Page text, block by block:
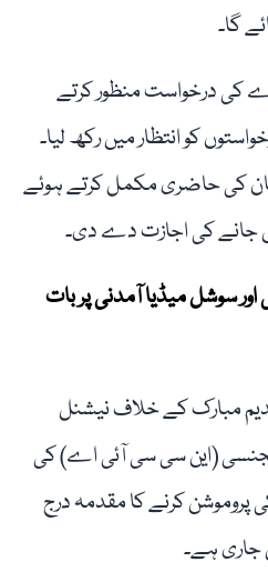
گا۔
کی درخواست منظور کرتے
کو انتظار میں رکھ لیا۔
کی حاضری مکمل کرتے ہوئے
جانے کی اجازت دے دی۔
سوشل میڈیا آمدنی پر بات
مبارک کے خلاف نیشنل
(این سی سی آئی اے) کی
پروموشن کرنے کا مقدمہ درج
جاری ہے۔